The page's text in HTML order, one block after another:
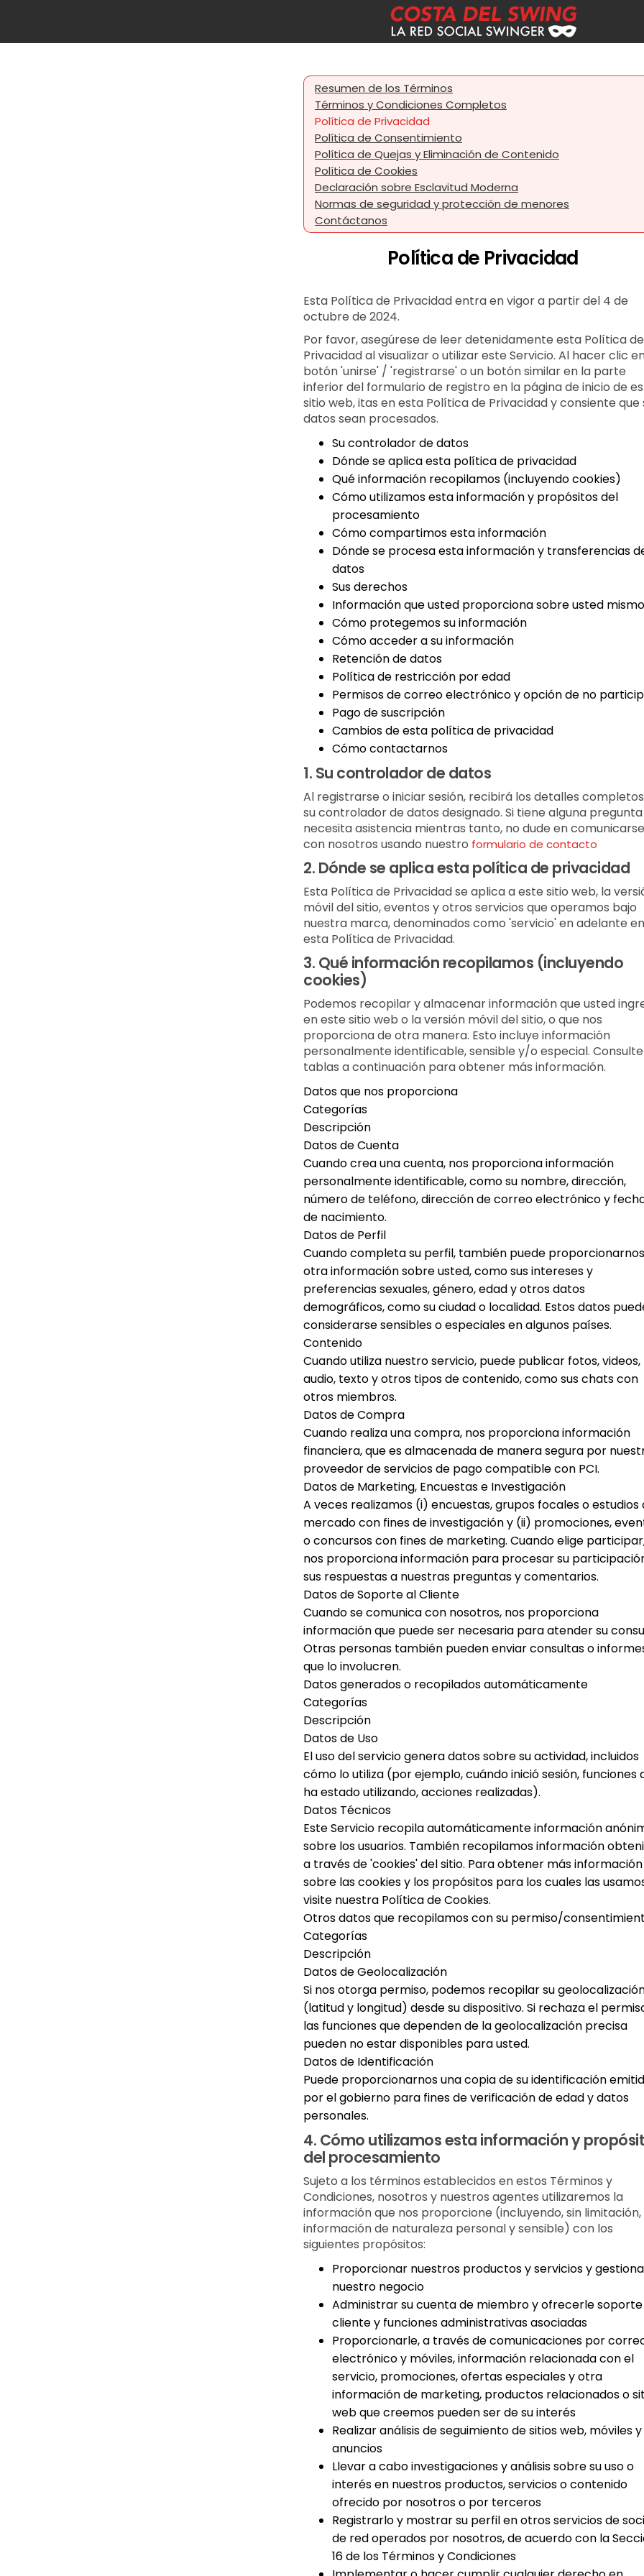
Resumen de los Términos
Términos y Condiciones Completos
Política de Privacidad
Política de Consentimiento
Política de Quejas y Eliminación de Contenido
Política de Cookies
Declaración sobre Esclavitud Moderna
Normas de seguridad y protección de menores
Contáctanos
Política de Privacidad
Esta Política de Privacidad entra en vigor a partir del 4 de
octubre de 2024.
Por favor, asegúrese de leer detenidamente esta Política de
Privacidad al visualizar o utilizar este Servicio. Al hacer clic
botón 'unirse' / 'registrarse' o un botón similar en la parte
inferior del formulario de registro en la página de inicio de
sitio web, itas en esta Política de Privacidad y consiente que
datos sean procesados.
Su controlador de datos
Dónde se aplica esta política de privacidad
Qué información recopilamos (incluyendo cookies)
Cómo utilizamos esta información y propósitos del
procesamiento
Cómo compartimos esta información
Dónde se procesa esta información y transferencias
datos
Sus derechos
Información que usted proporciona sobre usted mismo
Cómo protegemos su información
Cómo acceder a su información
Retención de datos
Política de restricción por edad
Permisos de correo electrónico y opción de no
Pago de suscripción
Cambios de esta política de privacidad
Cómo contactarnos
1. Su controlador de datos
Al registrarse o iniciar sesión, recibirá los detalles
su controlador de datos designado. Si tiene alguna
necesita asistencia mientras tanto, no dude en comunicarse
con nosotros usando nuestro formulario de contacto
2. Dónde se aplica esta política de privacidad
Esta Política de Privacidad se aplica a este sitio web, la
móvil del sitio, eventos y otros servicios que operamos bajo
nuestra marca, denominados como 'servicio' en adelante en
esta Política de Privacidad.
3. Qué información recopilamos (incluyendo
cookies)
Podemos recopilar y almacenar información que usted
en este sitio web o la versión móvil del sitio, o que nos
proporciona de otra manera. Esto incluye información
personalmente identificable, sensible y/o especial.
tablas a continuación para obtener más información.
Datos que nos proporciona
Categorías
Descripción
Datos de Cuenta
Cuando crea una cuenta, nos proporciona información
personalmente identificable, como su nombre, dirección,
número de teléfono, dirección de correo electrónico y
de nacimiento.
Datos de Perfil
Cuando completa su perfil, también puede proporcionarnos
otra información sobre usted, como sus intereses y
preferencias sexuales, género, edad y otros datos
demográficos, como su ciudad o localidad. Estos datos
considerarse sensibles o especiales en algunos países.
Contenido
Cuando utiliza nuestro servicio, puede publicar fotos, videos,
audio, texto y otros tipos de contenido, como sus chats con
otros miembros.
Datos de Compra
Cuando realiza una compra, nos proporciona información
financiera, que es almacenada de manera segura por
proveedor de servicios de pago compatible con PCI.
Datos de Marketing, Encuestas e Investigación
A veces realizamos (i) encuestas, grupos focales o estudios
mercado con fines de investigación y (ii) promociones,
o concursos con fines de marketing. Cuando elige
nos proporciona información para procesar su
sus respuestas a nuestras preguntas y comentarios.
Datos de Soporte al Cliente
Cuando se comunica con nosotros, nos proporciona
información que puede ser necesaria para atender su
Otras personas también pueden enviar consultas o
que lo involucren.
Datos generados o recopilados automáticamente
Categorías
Descripción
Datos de Uso
El uso del servicio genera datos sobre su actividad, incluidos
cómo lo utiliza (por ejemplo, cuándo inició sesión, funciones
ha estado utilizando, acciones realizadas).
Datos Técnicos
Este Servicio recopila automáticamente información
sobre los usuarios. También recopilamos información
a través de 'cookies' del sitio. Para obtener más información
sobre las cookies y los propósitos para los cuales las
visite nuestra Política de Cookies.
Otros datos que recopilamos con su permiso/
Categorías
Descripción
Datos de Geolocalización
Si nos otorga permiso, podemos recopilar su
(latitud y longitud) desde su dispositivo. Si rechaza el
las funciones que dependen de la geolocalización precisa
pueden no estar disponibles para usted.
Datos de Identificación
Puede proporcionarnos una copia de su identificación
por el gobierno para fines de verificación de edad y datos
personales.
4. Cómo utilizamos esta información y
del procesamiento
Sujeto a los términos establecidos en estos Términos y
Condiciones, nosotros y nuestros agentes utilizaremos la
información que nos proporcione (incluyendo, sin limitación,
información de naturaleza personal y sensible) con los
siguientes propósitos:
Proporcionar nuestros productos y servicios y
nuestro negocio
Administrar su cuenta de miembro y ofrecerle
cliente y funciones administrativas asociadas
Proporcionarle, a través de comunicaciones por
electrónico y móviles, información relacionada con el
servicio, promociones, ofertas especiales y otra
información de marketing, productos relacionados o
web que creemos pueden ser de su interés
Realizar análisis de seguimiento de sitios web, móviles y
anuncios
Llevar a cabo investigaciones y análisis sobre su uso o
interés en nuestros productos, servicios o contenido
ofrecido por nosotros o por terceros
Registrarlo y mostrar su perfil en otros servicios de
de red operados por nosotros, de acuerdo con la
16 de los Términos y Condiciones